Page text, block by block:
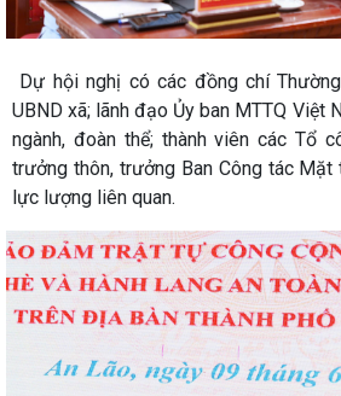
Dự hội nghị có các đồng chí
UBND xã; lãnh đạo Ủy ban MTTQ Việt
ngành, đoàn thể; thành viên các Tổ
trưởng thôn, trưởng Ban Công tác Mặt
lực lượng liên quan.